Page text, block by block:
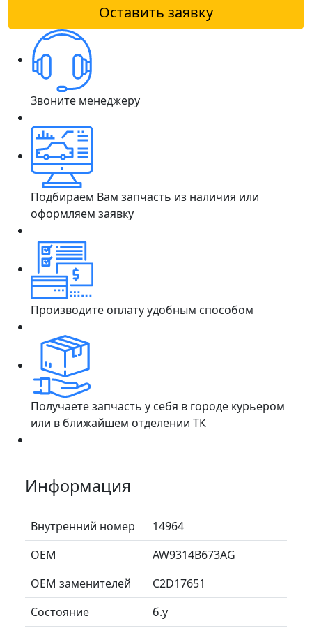
Оставить заявку
Звоните менеджеру
Подбираем Вам запчасть из наличия или
оформляем заявку
Производите оплату удобным способом
Получаете запчасть у себя в городе курьером
или в ближайшем отделении ТК
Информация
Внутренний номер
14964
ОЕМ
AW9314B673AG
ОЕМ заменителей
C2D17651
Состояние
б.у